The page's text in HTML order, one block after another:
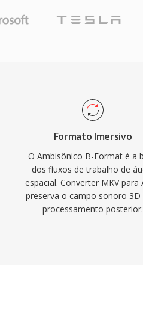
Formato Imersivo
O Ambisônico B-Format é a
dos fluxos de trabalho de
espacial. Converter MKV para
preserva o campo sonoro 3D
processamento posterior.